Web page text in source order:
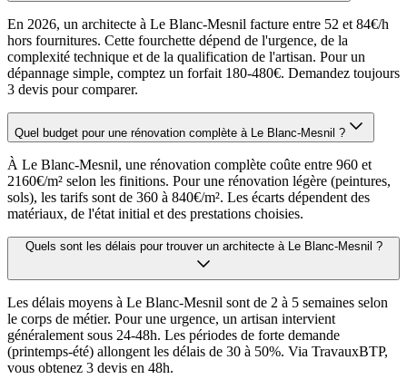
En 2026, un architecte à Le Blanc-Mesnil facture entre 52 et 84€/h
hors fournitures. Cette fourchette dépend de l'urgence, de la
complexité technique et de la qualification de l'artisan. Pour un
dépannage simple, comptez un forfait 180-480€. Demandez toujours
3 devis pour comparer.
Quel budget pour une rénovation complète à Le Blanc-Mesnil ?
À Le Blanc-Mesnil, une rénovation complète coûte entre 960 et
2160€/m² selon les finitions. Pour une rénovation légère (peintures,
sols), les tarifs sont de 360 à 840€/m². Les écarts dépendent des
matériaux, de l'état initial et des prestations choisies.
Quels sont les délais pour trouver un architecte à Le Blanc-Mesnil ?
Les délais moyens à Le Blanc-Mesnil sont de 2 à 5 semaines selon
le corps de métier. Pour une urgence, un artisan intervient
généralement sous 24-48h. Les périodes de forte demande
(printemps-été) allongent les délais de 30 à 50%. Via TravauxBTP,
vous obtenez 3 devis en 48h.